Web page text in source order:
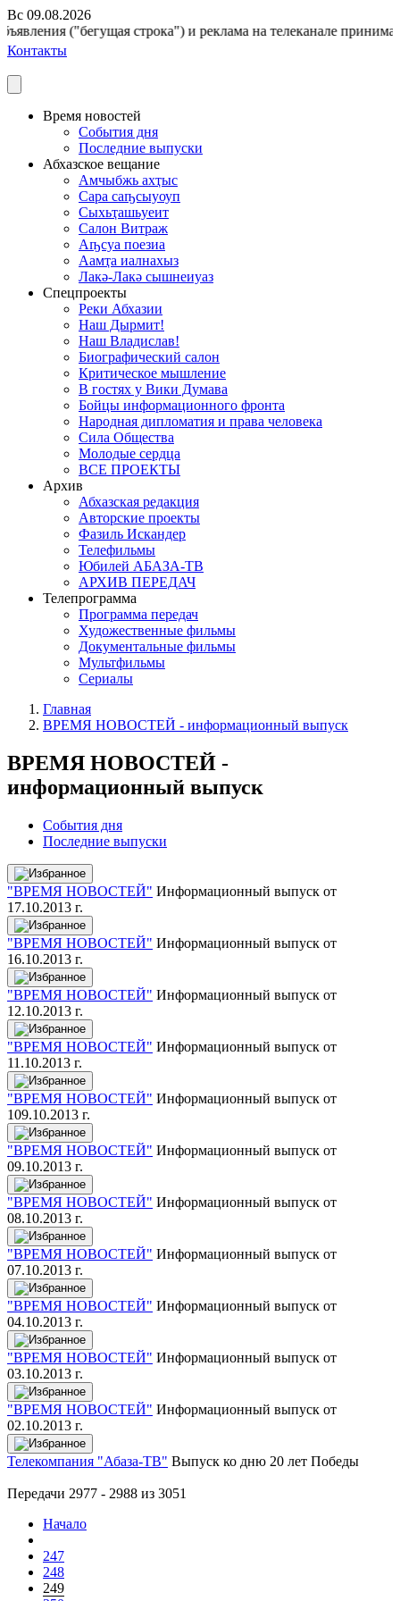
Вс 09.08.2026
("бегущая строка") и реклама на телеканале
Контакты
Время новостей
События дня
Последние выпуски
Абхазское вещание
Амчыбжь ахҭыс
Сара саҧсыуоуп
Сыхьҭашьуеит
Салон Витраж
Аҧсуа поезиа
Аамҭа иалнахыз
Лакә-Лакә сышнеиуаз
Спецпроекты
Реки Абхазии
Наш Дырмит!
Наш Владислав!
Биографический салон
Критическое мышление
В гостях у Вики Думава
Бойцы информационного фронта
Народная дипломатия и права человека
Сила Общества
Молодые сердца
ВСЕ ПРОЕКТЫ
Архив
Абхазская редакция
Авторские проекты
Фазиль Искандер
Телефильмы
Юбилей АБАЗА-ТВ
АРХИВ ПЕРЕДАЧ
Телепрограмма
Программа передач
Художественные фильмы
Документальные фильмы
Мультфильмы
Сериалы
Главная
ВРЕМЯ НОВОСТЕЙ - информационный выпуск
ВРЕМЯ НОВОСТЕЙ -
информационный выпуск
События дня
Последние выпуски
"ВРЕМЯ НОВОСТЕЙ" Информационный выпуск от
17.10.2013 г.
"ВРЕМЯ НОВОСТЕЙ" Информационный выпуск от
16.10.2013 г.
"ВРЕМЯ НОВОСТЕЙ" Информационный выпуск от
12.10.2013 г.
"ВРЕМЯ НОВОСТЕЙ" Информационный выпуск от
11.10.2013 г.
"ВРЕМЯ НОВОСТЕЙ" Информационный выпуск от
109.10.2013 г.
"ВРЕМЯ НОВОСТЕЙ" Информационный выпуск от
09.10.2013 г.
"ВРЕМЯ НОВОСТЕЙ" Информационный выпуск от
08.10.2013 г.
"ВРЕМЯ НОВОСТЕЙ" Информационный выпуск от
07.10.2013 г.
"ВРЕМЯ НОВОСТЕЙ" Информационный выпуск от
04.10.2013 г.
"ВРЕМЯ НОВОСТЕЙ" Информационный выпуск от
03.10.2013 г.
"ВРЕМЯ НОВОСТЕЙ" Информационный выпуск от
02.10.2013 г.
Телекомпания "Абаза-ТВ" Выпуск ко дню 20 лет Победы
Передачи 2977 - 2988 из 3051
Начало
247
248
249